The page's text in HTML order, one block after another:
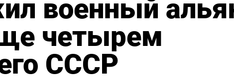
военный
четырем
СССР